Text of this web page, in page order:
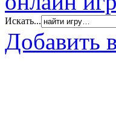
Искать...
Добавить